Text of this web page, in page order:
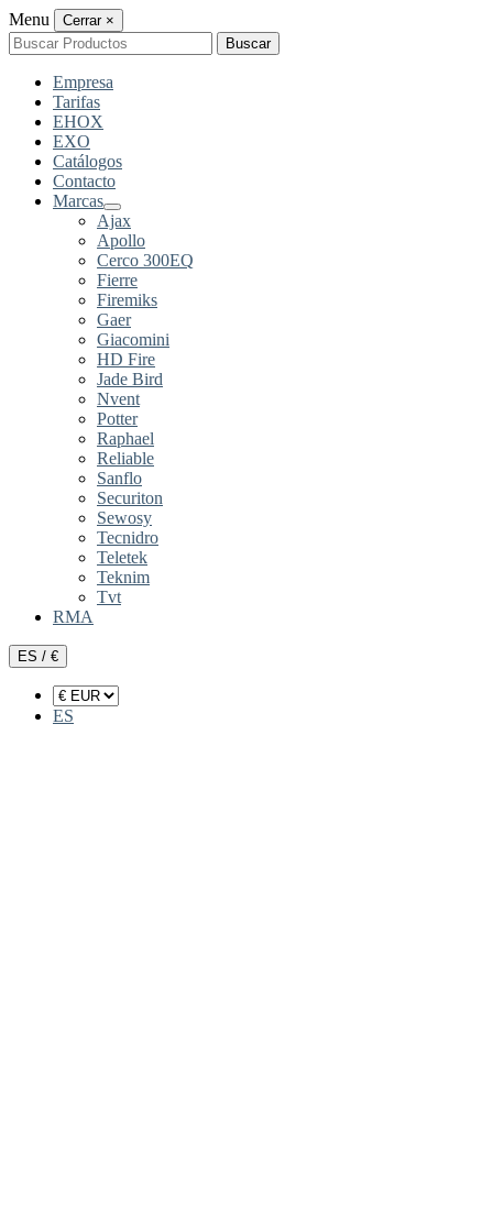
Menu Cerrar ×
Buscar
por:
Buscar
Empresa
Tarifas
EHOX
EXO
Catálogos
Contacto
Marcas
Ajax
Apollo
Cerco 300EQ
Fierre
Firemiks
Gaer
Giacomini
HD Fire
Jade Bird
Nvent
Potter
Raphael
Reliable
Sanflo
Securiton
Sewosy
Tecnidro
Teletek
Teknim
Tvt
RMA
ES / €
ES